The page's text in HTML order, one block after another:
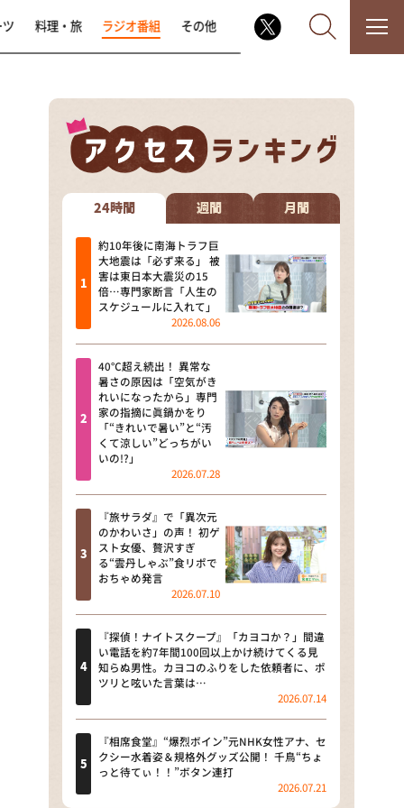
なるみ・岡村の過ぎるTV
相席食堂
これ余談なんですけど・・・
～人生密着トークバラエティ！
～ やすとものいたって真剣です
探偵！ナイトスクープ
news おかえり
河合＆A.B.C-Z塚田×福井アナ
「なんでやねん！？」（news お
かえり）
DAIGOも台所 ～きょうの献立 何
にする？～
本日はダイアンなり！シーズン２
朝だ！生です旅サラダ
教えて！ニュースライブ 正義の
ミカタ
ＬＩＦＥ～夢のカタチ～
新婚さんいらっしゃい！
ポツンと一軒家
ザキ山小屋本館
料理・旅 ラジオ番組 その他
24時間 週間 月間
約10年後に南海トラフ巨
大地震は「必ず来る」 被
害は東日本大震災の15
倍…専門家断言「人生の
スケジュールに入れて」
2026.08.06
40℃超え続出！ 異常な
暑さの原因は「空気がき
れいになったから」専門
家の指摘に眞鍋かをり
「“きれいで暑い”と“汚
くて涼しい”どっちがい
いの!?」
2026.07.28
『旅サラダ』で「異次元
のかわいさ」の声！ 初ゲ
スト女優、贅沢すぎ
る“雲丹しゃぶ”食リポで
おちゃめ発言
2026.07.10
『探偵！ナイトスクープ』「カヨコか？」間違
い電話を約7年間100回以上かけ続けてくる見
知らぬ男性。カヨコのふりをした依頼者に、ポ
ツリと呟いた言葉は…
2026.07.14
『相席食堂』“爆烈ボイン”元NHK女性アナ、セ
クシー水着姿＆規格外グッズ公開！ 千鳥“ちょ
っと待てぃ！！”ボタン連打
2026.07.21